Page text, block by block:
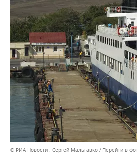
© РИА Новости . Сергей Мальгавко Перейти в